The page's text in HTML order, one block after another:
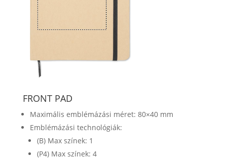
FRONT PAD
Maximális emblémázási méret: 80×40 mm
Emblémázási technológiák:
(B) Max színek: 1
(P4) Max színek: 4